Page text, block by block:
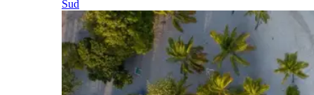
Sud